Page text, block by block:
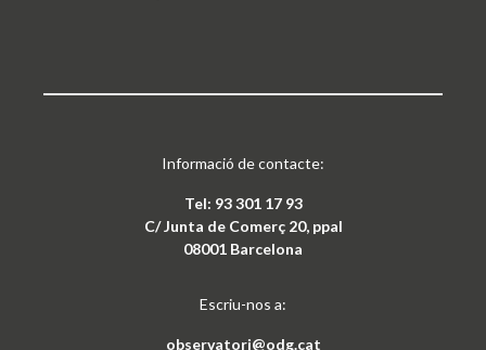
Informació de contacte:
Tel: 93 301 17 93
C/ Junta de Comerç 20, ppal
08001 Barcelona
Escriu-nos a:
observatori@odg.cat